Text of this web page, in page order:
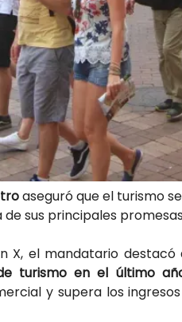
aseguró que el turismo
sus principales
X, el mandatario
turismo en el último
y supera los